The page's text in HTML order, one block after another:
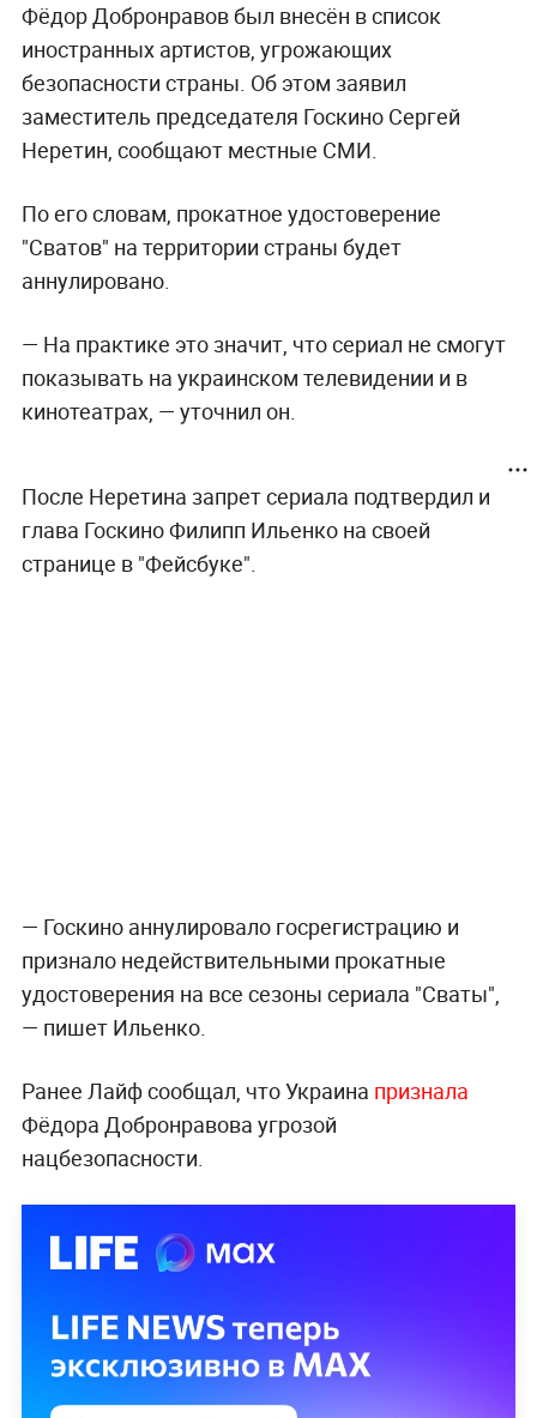
Фёдор Добронравов был внесён в список
иностранных артистов, угрожающих
безопасности страны. Об этом заявил
заместитель председателя Госкино Сергей
Неретин, сообщают местные СМИ.
По его словам, прокатное удостоверение
"Сватов" на территории страны будет
аннулировано.
— На практике это значит, что сериал не смогут
показывать на украинском телевидении и в
кинотеатрах, — уточнил он.
После Неретина запрет сериала подтвердил и
глава Госкино Филипп Ильенко на своей
странице в "Фейсбуке".
— Госкино аннулировало госрегистрацию и
признало недействительными прокатные
удостоверения на все сезоны сериала "Сваты",
— пишет Ильенко.
Ранее Лайф сообщал, что Украина признала
Фёдора Добронравова угрозой
нацбезопасности.